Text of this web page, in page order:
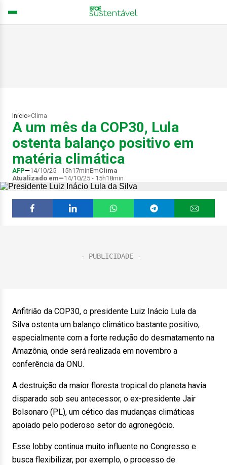
Início>Clima
A um mês da COP30, Lula
ostenta balanço positivo em
matéria climática
AFP 14/10/25 - 15h17minEmClima
Atualizado em
14/10/25 - 15h18min
Anfitrião da COP30, o presidente Luiz Inácio Lula da
Silva ostenta um balanço climático bastante positivo,
especialmente com a forte redução do desmatamento na
Amazônia, onde será realizada em novembro a
conferência da ONU.
A destruição da maior floresta tropical do planeta havia
disparado sob seu antecessor, o ex-presidente Jair
Bolsonaro (PL), um cético das mudanças climáticas
apoiado pelo poderoso setor do agronegócio.
Esse lobby continua muito influente no Congresso e
busca flexibilizar, por exemplo, o processo de